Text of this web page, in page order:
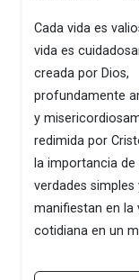
Cada vida es
vida es
creada por Dios,
profundamente
y
redimida por
la importancia de
verdades
manifiestan en la
cotidiana en un